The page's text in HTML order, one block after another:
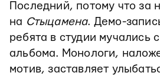
Последний, потому что за
на Стыцамена. Демо-
ребята в студии мучались
альбома. Монологи,
мотив, заставляет